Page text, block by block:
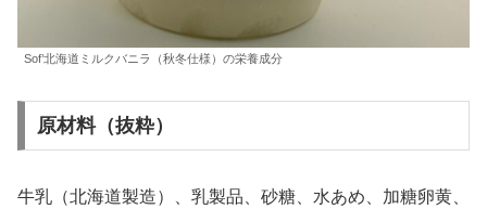
Sof’北海道ミルクバニラ（秋冬仕様）の栄養成分
原材料（抜粋）
牛乳（北海道製造）、乳製品、砂糖、水あめ、加糖卵黄、